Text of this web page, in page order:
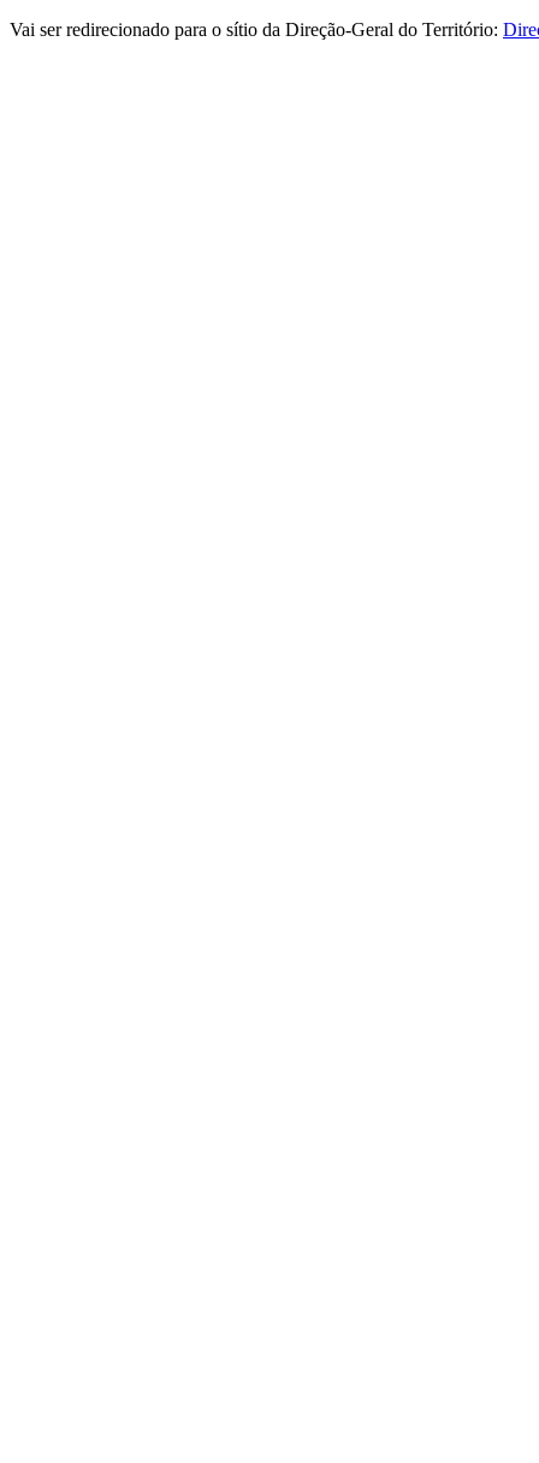
Vai ser redirecionado para o sítio da Direção-Geral do Território: